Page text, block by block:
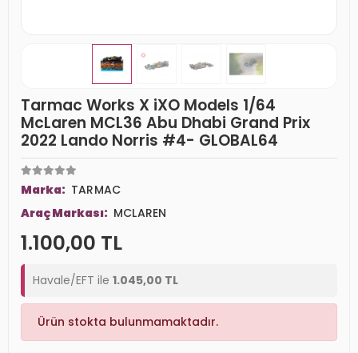
Tarmac Works X iXO Models 1/64
McLaren MCL36 Abu Dhabi Grand Prix
2022 Lando Norris #4- GLOBAL64
Marka: TARMAC
Araç Markası: MCLAREN
1.100,00 TL
Havale/EFT ile 1.045,00 TL
Ürün stokta bulunmamaktadır.